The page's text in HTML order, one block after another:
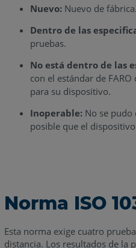
Nuevo:Nuevo de fábrica.
Dentro de las
pruebas.
No está dentro de las
con el estándar de
para su dispositivo.
Inoperable: No se pudo
posible que el
Norma ISO
Esta norma exige cuatro
distancia. Los resultados de la